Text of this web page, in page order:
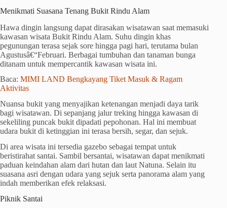
Menikmati Suasana Tenang Bukit Rindu Alam
Hawa dingin langsung dapat dirasakan wisatawan saat memasuki
kawasan wisata Bukit Rindu Alam. Suhu dingin khas
pegunungan terasa sejak sore hingga pagi hari, terutama bulan
Agustusâ€“Februari. Berbagai tumbuhan dan tanaman bunga
ditanam untuk mempercantik kawasan wisata ini.
Baca: MIMI LAND Bengkayang Tiket Masuk & Ragam
Aktivitas
Nuansa bukit yang menyajikan ketenangan menjadi daya tarik
bagi wisatawan. Di sepanjang jalur treking hingga kawasan di
sekeliling puncak bukit dipadati pepohonan. Hal ini membuat
udara bukit di ketinggian ini terasa bersih, segar, dan sejuk.
Di area wisata ini tersedia gazebo sebagai tempat untuk
beristirahat santai. Sambil bersantai, wisatawan dapat menikmati
paduan keindahan alam dari hutan dan laut Natuna. Selain itu
suasana asri dengan udara yang sejuk serta panorama alam yang
indah memberikan efek relaksasi.
Piknik Santai